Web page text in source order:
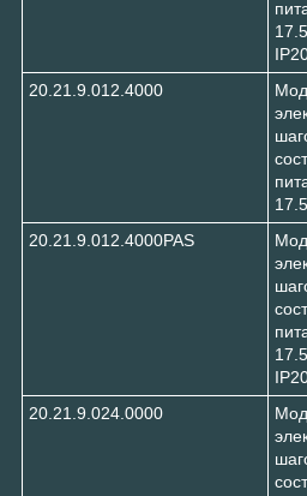
20.21.9.012.4000
20.21.9.012.4000PAS
20.21.9.024.0000